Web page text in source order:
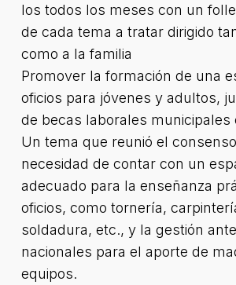
los todos los meses con un
de cada tema a tratar dirigido
como a la familia
Promover la formación de una
oficios para jóvenes y adultos,
de becas laborales municipales
Un tema que reunió el
necesidad de contar con un
adecuado para la enseñanza
oficios, como tornería,
soldadura, etc., y la gestión
nacionales para el aporte de
equipos.